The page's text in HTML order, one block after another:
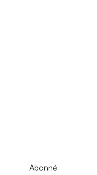
Abonné